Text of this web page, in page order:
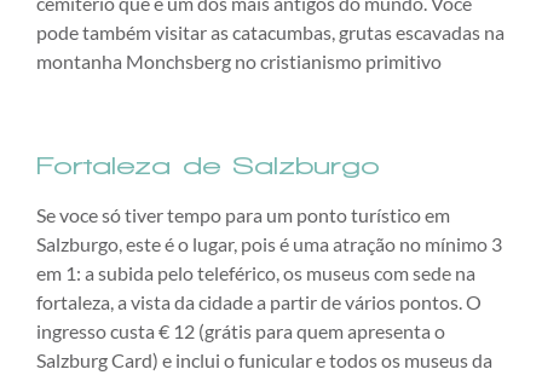
pode também visitar as catacumbas, grutas escavadas na
montanha Monchsberg no cristianismo primitivo
Fortaleza de Salzburgo
Se voce só tiver tempo para um ponto turístico em
Salzburgo, este é o lugar, pois é uma atração no mínimo 3
em 1: a subida pelo teleférico, os museus com sede na
fortaleza, a vista da cidade a partir de vários pontos. O
ingresso custa € 12 (grátis para quem apresenta o
Salzburg Card) e inclui o funicular e todos os museus da